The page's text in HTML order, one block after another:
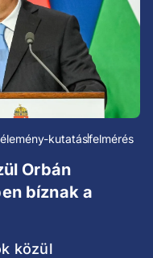
kutatásfelmérés
Orbán
bíznak a
közül